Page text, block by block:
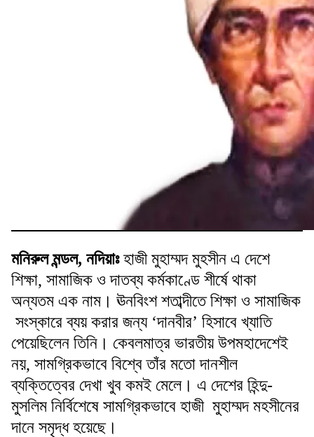
মনিরুল মন্ডল, নদিয়াঃহাজী মুহাম্মদ মুহসীন এ দেশে
শিক্ষা, সামাজিক ও দাতব্য কর্মকাণ্ডে শীর্ষে থাকা
অন্যতম এক নাম। ঊনবিংশ শতাব্দীতে শিক্ষা ও সামাজিক
সংস্কারে ব্যয় করার জন্য ‘দানবীর’ হিসাবে খ্যাতি
পেয়েছিলেন তিনি। কেবলমাত্র ভারতীয় উপমহাদেশেই
নয়, সামগ্রিকভাবে বিশ্বে তাঁর মতো দানশীল
ব্যক্তিত্বের দেখা খুব কমই মেলে। এ দেশের হিন্দু-
মুসলিম নির্বিশেষে সামগ্রিকভাবে হাজী মুহাম্মদ মহসীনের
দানে সমৃদ্ধ হয়েছে।